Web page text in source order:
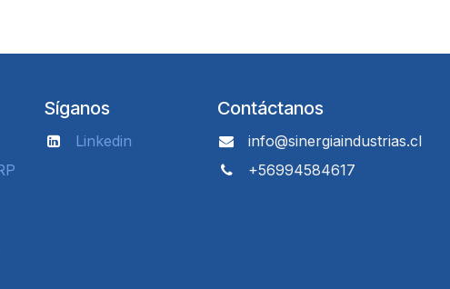
Síganos
Linkedin
Contáctanos
info@sinergiaindustrias.cl
+56994584617